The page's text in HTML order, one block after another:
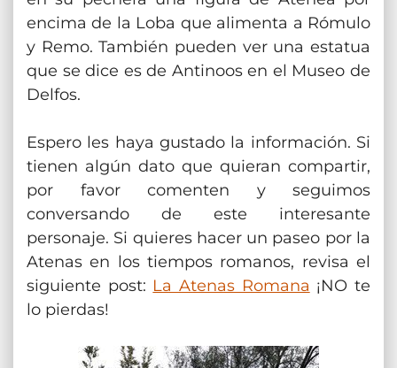
encima de la Loba que alimenta a Rómulo
y Remo. También pueden ver una estatua
que se dice es de Antinoos en el Museo de
Delfos.
Espero les haya gustado la información. Si
tienen algún dato que quieran compartir,
por favor comenten y seguimos
conversando de este interesante
personaje. Si quieres hacer un paseo por la
Atenas en los tiempos romanos, revisa el
siguiente post: La Atenas Romana ¡NO te
lo pierdas!